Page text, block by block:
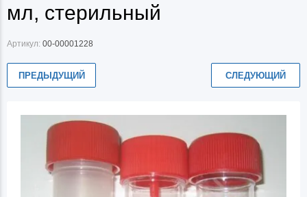
мл, стерильный
Артикул: 00-00001228
ПРЕДЫДУЩИЙ СЛЕДУЮЩИЙ